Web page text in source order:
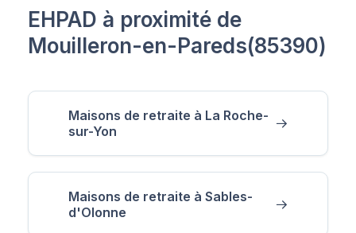
EHPAD à proximité de
Mouilleron-en-Pareds(85390)
Maisons de retraite à La Roche-
sur-Yon
Maisons de retraite à Sables-
d'Olonne